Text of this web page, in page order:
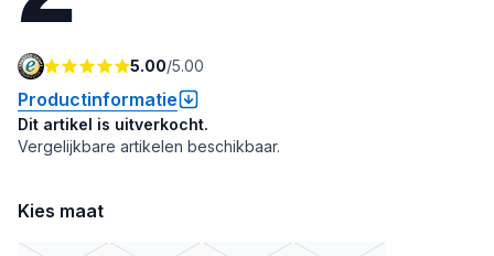
5.00/5.00
Productinformatie
Dit artikel is uitverkocht.
Vergelijkbare artikelen beschikbaar.
Kies maat